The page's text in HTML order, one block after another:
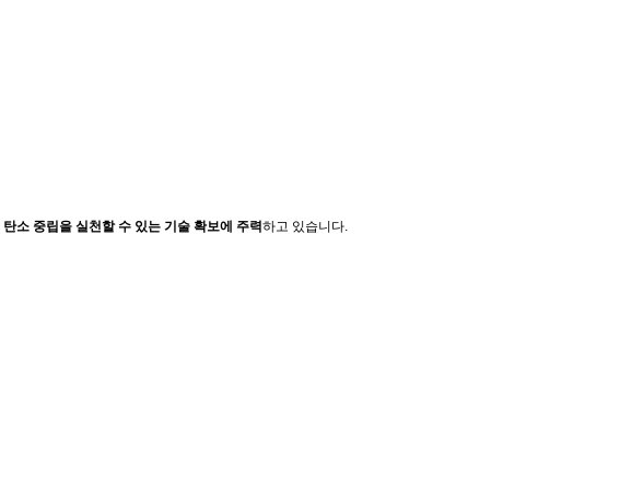
탄소 중립을 실천할 수 있는 기술 확보에 주력하고 있습니다.